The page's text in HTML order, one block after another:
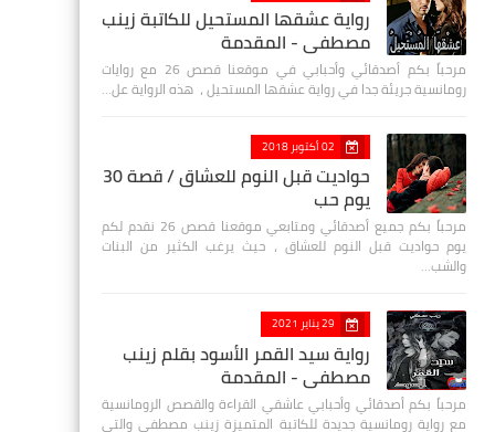
رواية عشقها المستحيل للكاتبة زينب
مصطفي - المقدمة
مرحباً بكم أصدقائي وأحبابي في موقعنا قصص 26 مع روايات
رومانسية جريئة جدا في رواية عشقها المستحيل ، هذه الرواية عل…
02 أكتوبر 2018
حواديت قبل النوم للعشاق / قصة 30
يوم حب
مرحباً بكم جميع أصدقائي ومتابعي موقعنا قصص 26 نقدم لكم
يوم حواديت قبل النوم للعشاق ، حيث يرغب الكثير من البنات
والشب…
29 يناير 2021
رواية سيد القمر الأسود بقلم زينب
مصطفي - المقدمة
مرحباً بكم أصدقائي وأحبابي عاشقي القراءة والقصص الرومانسية
مع رواية رومانسية جديدة للكاتبة المتميزة زينب مصطفى والتي